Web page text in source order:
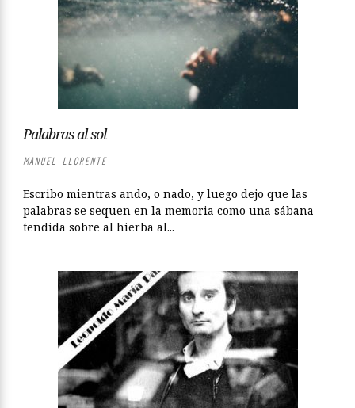
Palabras al sol
MANUEL LLORENTE
Escribo mientras ando, o nado, y luego dejo que las
palabras se sequen en la memoria como una sábana
tendida sobre al hierba al...